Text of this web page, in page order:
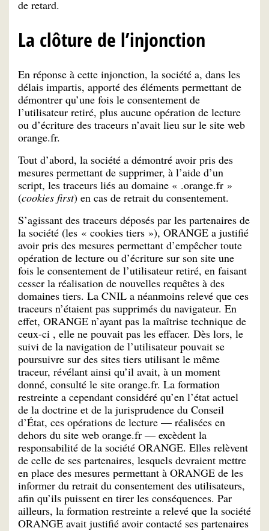
de retard.
La clôture de l’injonction
En réponse à cette injonction, la société a, dans les
délais impartis, apporté des éléments permettant de
démontrer qu’une fois le consentement de
l’utilisateur retiré, plus aucune opération de lecture
ou d’écriture des traceurs n’avait lieu sur le site web
orange.fr.
Tout d’abord, la société a démontré avoir pris des
mesures permettant de supprimer, à l’aide d’un
script, les traceurs liés au domaine « .orange.fr »
(cookies first) en cas de retrait du consentement.
S’agissant des traceurs déposés par les partenaires de
la société (les « cookies tiers »), ORANGE a justifié
avoir pris des mesures permettant d’empêcher toute
opération de lecture ou d’écriture sur son site une
fois le consentement de l’utilisateur retiré, en faisant
cesser la réalisation de nouvelles requêtes à des
domaines tiers. La CNIL a néanmoins relevé que ces
traceurs n’étaient pas supprimés du navigateur. En
effet, ORANGE n’ayant pas la maîtrise technique de
ceux-ci , elle ne pouvait pas les effacer. Dès lors, le
suivi de la navigation de l’utilisateur pouvait se
poursuivre sur des sites tiers utilisant le même
traceur, révélant ainsi qu’il avait, à un moment
donné, consulté le site orange.fr. La formation
restreinte a cependant considéré qu’en l’état actuel
de la doctrine et de la jurisprudence du Conseil
d’État, ces opérations de lecture — réalisées en
dehors du site web orange.fr — excèdent la
responsabilité de la société ORANGE. Elles relèvent
de celle de ses partenaires, lesquels devraient mettre
en place des mesures permettant à ORANGE de les
informer du retrait du consentement des utilisateurs,
afin qu’ils puissent en tirer les conséquences. Par
ailleurs, la formation restreinte a relevé que la société
ORANGE avait justifié avoir contacté ses partenaires